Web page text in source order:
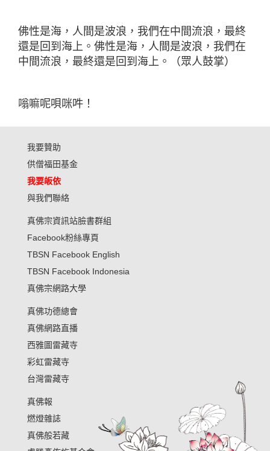
佛性是海，人間是波浪，我們在中間流浪，最終
還是回到海上。佛性是海，人間是波浪，我們在
中間流浪，最終還是回到海上。（眾人鼓掌）
嗡嘛呢唄咪吽！
我要贊助
供僧福田基金
我要皈依
與我們聯絡
真佛宗資訊站臉書群組
Facebook粉絲專頁
TBSN Facebook English
TBSN Facebook Indonesia
真佛宗網路大學
真佛功德總會
真佛網路直播
西雅圖雷藏寺
彩虹雷藏寺
台灣雷藏寺
真佛報
燃燈雜誌
真佛般若藏